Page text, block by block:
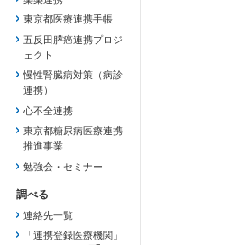
東京都医療連携手帳
五反田膵癌連携プロジ
ェクト
慢性腎臓病対策（病診
連携）
心不全連携
東京都糖尿病医療連携
推進事業
勉強会・セミナー
連絡先一覧
「連携登録医療機関」